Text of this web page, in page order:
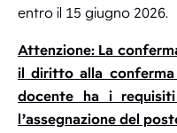
entro il 15 giugno 2026.
Attenzione: La
il diritto alla
docente ha i
l’assegnazione del